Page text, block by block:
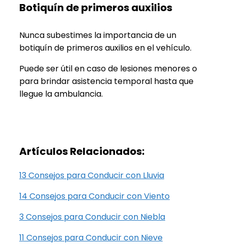
Botiquín de primeros auxilios
Nunca subestimes la importancia de un
botiquín de primeros auxilios en el vehículo.
Puede ser útil en caso de lesiones menores o
para brindar asistencia temporal hasta que
llegue la ambulancia.
Artículos Relacionados:
13 Consejos para Conducir con Lluvia
14 Consejos para Conducir con Viento
3 Consejos para Conducir con Niebla
11 Consejos para Conducir con Nieve